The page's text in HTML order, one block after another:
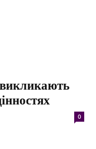
викликають
0